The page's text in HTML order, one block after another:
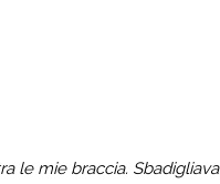
le mie braccia.